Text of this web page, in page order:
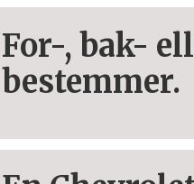
For-, bak-
bestemmer.